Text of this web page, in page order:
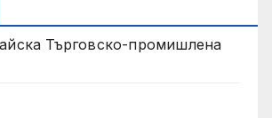
Търговско-промишлена